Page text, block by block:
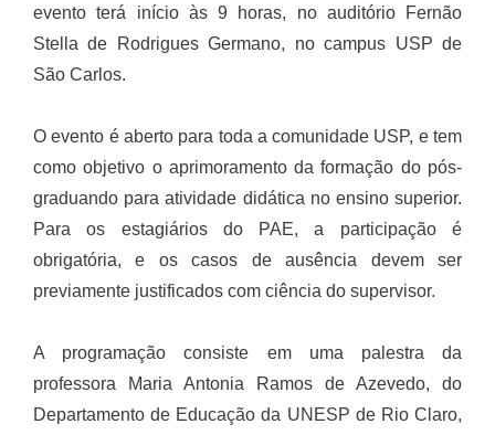
evento terá início às 9 horas, no auditório Fernão
Stella de Rodrigues Germano, no campus USP de
São Carlos.
O evento é aberto para toda a comunidade USP, e tem
como objetivo o aprimoramento da formação do pós-
graduando para atividade didática no ensino superior.
Para os estagiários do PAE, a participação é
obrigatória, e os casos de ausência devem ser
previamente justificados com ciência do supervisor.
A programação consiste em uma palestra da
professora Maria Antonia Ramos de Azevedo, do
Departamento de Educação da UNESP de Rio Claro,